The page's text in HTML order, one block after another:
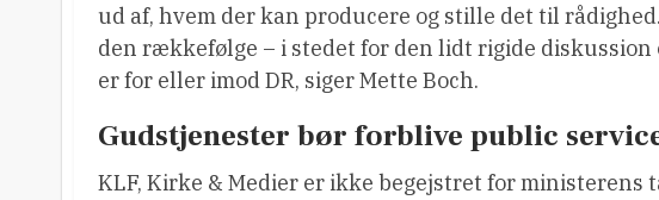
ud af, hvem der kan producere og stille det til
den rækkefølge – i stedet for den lidt rigide diskussion
er for eller imod DR, siger Mette Boch.
Gudstjenester bør forblive public
KLF, Kirke & Medier er ikke begejstret for ministerens